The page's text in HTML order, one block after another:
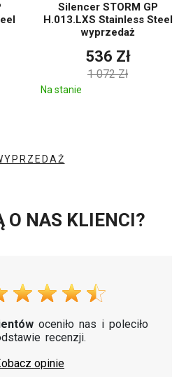
Silencer STORM GP
H.013.LXS Stainless Steel
wyprzedaż
536 Zł
1 072 Zł
Na stanie
O NAS KLIENCI?
oceniło nas i poleciło
recenzji.
opinie